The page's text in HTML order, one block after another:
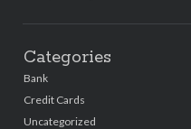
Categories
Bank
Credit Cards
Uncategorized